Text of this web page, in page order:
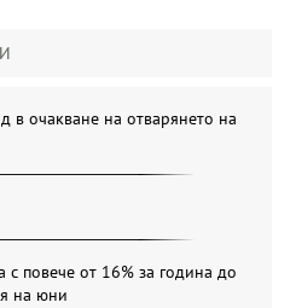
в очакване на отварянето на
с повече от 16% за година до
на юни